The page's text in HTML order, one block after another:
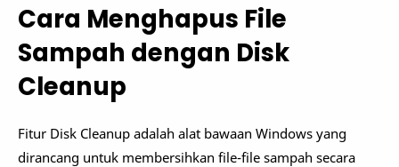
Cara Menghapus File
Sampah dengan Disk
Cleanup
Fitur Disk Cleanup adalah alat bawaan Windows yang
dirancang untuk membersihkan file-file sampah secara